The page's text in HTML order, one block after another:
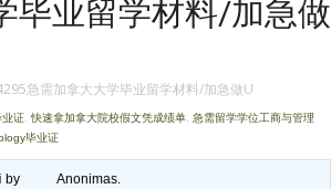
毕业留学材料/加急做
急需加拿大大学毕业留学材料/加急做U
证 快速拿加拿大院校假文凭成绩单 急需留学学位工商与管理
毕业证
by Anonimas.